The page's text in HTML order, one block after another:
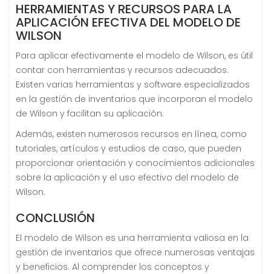
HERRAMIENTAS Y RECURSOS PARA LA
APLICACIÓN EFECTIVA DEL MODELO DE
WILSON
Para aplicar efectivamente el modelo de Wilson, es útil
contar con herramientas y recursos adecuados.
Existen varias herramientas y software especializados
en la gestión de inventarios que incorporan el modelo
de Wilson y facilitan su aplicación.
Además, existen numerosos recursos en línea, como
tutoriales, artículos y estudios de caso, que pueden
proporcionar orientación y conocimientos adicionales
sobre la aplicación y el uso efectivo del modelo de
Wilson.
CONCLUSIÓN
El modelo de Wilson es una herramienta valiosa en la
gestión de inventarios que ofrece numerosas ventajas
y beneficios. Al comprender los conceptos y